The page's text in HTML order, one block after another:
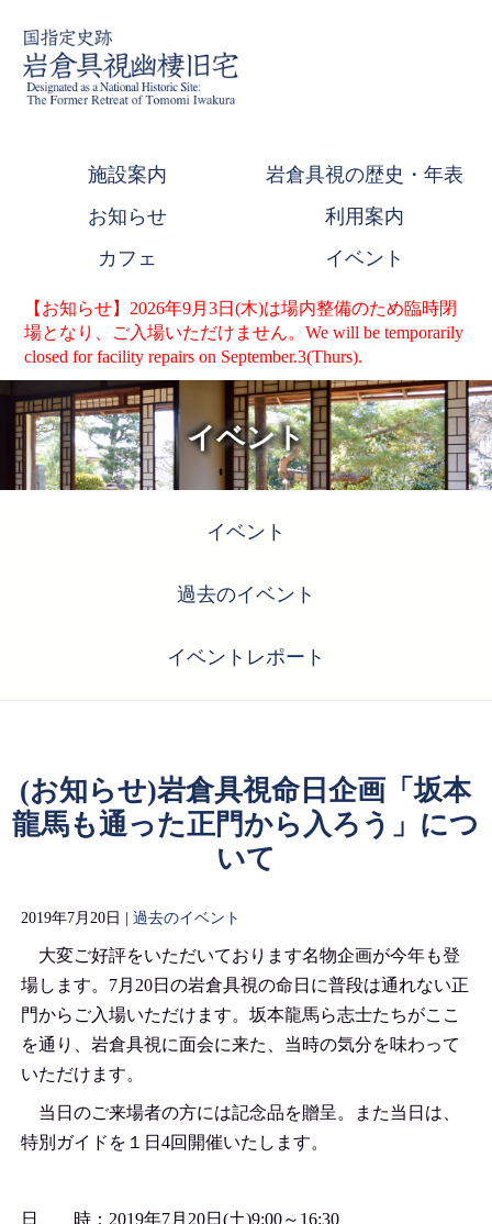
施設案内
岩倉具視の歴史・年表
お知らせ
利用案内
カフェ
イベント
【お知らせ】2026年9月3日(木)は場内整備のため臨時閉
場となり、ご入場いただけません。We will be temporarily
closed for facility repairs on September.3(Thurs).
イベント
イベント
過去のイベント
イベントレポート
(お知らせ)岩倉具視命日企画「坂本
龍馬も通った正門から入ろう」につ
いて
2019年7月20日 | 過去のイベント
大変ご好評をいただいております名物企画が今年も登
場します。7月20日の岩倉具視の命日に普段は通れない正
門からご入場いただけます。坂本龍馬ら志士たちがここ
を通り、岩倉具視に面会に来た、当時の気分を味わって
いただけます。
当日のご来場者の方には記念品を贈呈。また当日は、
特別ガイドを１日4回開催いたします。
日 時：2019年7月20日(土)9:00～16:30